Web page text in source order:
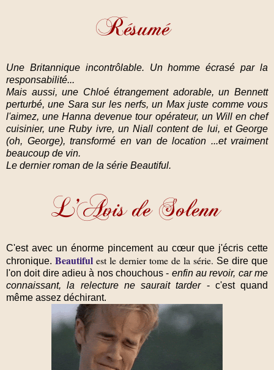
Une Britannique incontrôlable. Un homme écrasé par la
responsabilité...
Mais aussi, une Chloé étrangement adorable, un Bennett
perturbé, une Sara sur les nerfs, un Max juste comme vous
l'aimez, une Hanna devenue tour opérateur, un Will en chef
cuisinier, une Ruby ivre, un Niall content de lui, et George
(oh, George), transformé en van de location ...et vraiment
beaucoup de vin.
Le dernier roman de la série Beautiful.
C'est avec un énorme pincement au cœur que j'écris cette
chronique. Beautiful est le dernier tome de la série. Se dire que
l'on doit dire adieu à nos chouchous - enfin au revoir, car me
connaissant, la relecture ne saurait tarder- c'est quand
même assez déchirant.